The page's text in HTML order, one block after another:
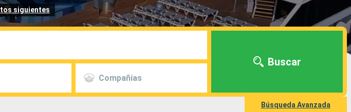
siguientes
Compañías
Buscar
Búsqueda Avanzada